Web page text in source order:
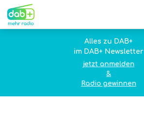
Alles zu DAB+
im DAB+ Newsletter
jetzt anmelden
&
Radio gewinnen